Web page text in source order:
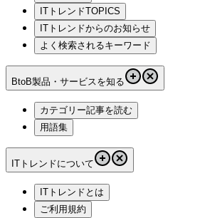
ITトレンドTOPICS
ITトレンドからのお知らせ
よく検索されるキーワード
BtoB製品・サービスを知る
カテゴリー記事を読む
用語集
ITトレンドについて
ITトレンドとは
ご利用規約